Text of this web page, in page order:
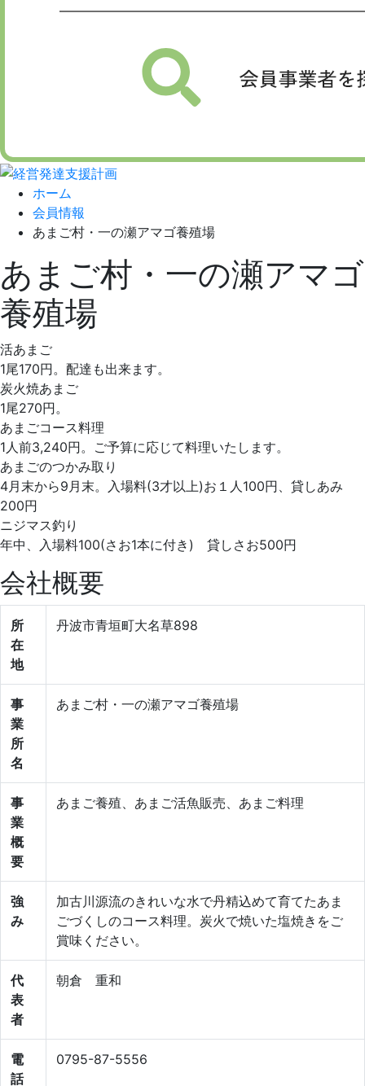
ホーム
会員情報
あまご村・一の瀬アマゴ養殖場
あまご村・一の瀬アマゴ
養殖場
活あまご
1尾170円。配達も出来ます。
炭火焼あまご
1尾270円。
あまごコース料理
1人前3,240円。ご予算に応じて料理いたします。
あまごのつかみ取り
4月末から9月末。入場料(3才以上)お１人100円、貸しあみ
200円
ニジマス釣り
年中、入場料100(さお1本に付き) 貸しさお500円
会社概要
所
在
地
丹波市青垣町大名草898
事
業
所
名
あまご村・一の瀬アマゴ養殖場
事
業
概
要
あまご養殖、あまご活魚販売、あまご料理
強
み
加古川源流のきれいな水で丹精込めて育てたあま
ごづくしのコース料理。炭火で焼いた塩焼きをご
賞味ください。
代
表
者
朝倉 重和
電
話
0795-87-5556